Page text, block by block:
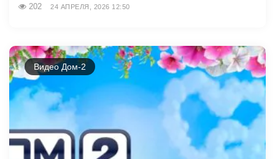
202 24 АПРЕЛЯ, 2026 12:50
Видео Дом-2